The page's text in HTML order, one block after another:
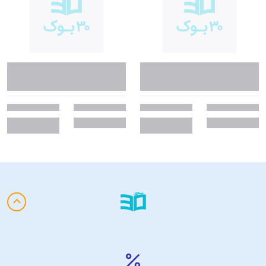
می‌پاشد»
ادیان کرد، جهانی بودن آن باشد. هر یک از ما شکستن دِل و درد را تجربه
دردناک را نشان داده تا بتوانیم زندگی شادتری داشته باشیم. مجلهٔ اُپرا
(Opera Magazine)
• اگر در زندگی با دوران چالش‌برانگیزی روبه‌رو شده‌اید، این کتابی است که به
خودتان مهربان باشید و احساسات دلسوزانه‌ای را نسبت به درد خود و دیگران
• پما چودرون یکی از آن معلمان معنوی است که حکمت‌ باستانی را برای
• کتاب چودرون مملو از توصیه‌های مفیدی است در مورد اینکه چگونه بودیسم